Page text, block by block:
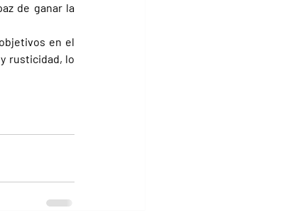
de ganar la
en el
rusticidad, lo